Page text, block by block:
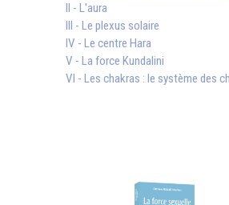
II - L'aura
III - Le plexus solaire
IV - Le centre Hara
V - La force Kundalini
VI - Les chakras : le système des